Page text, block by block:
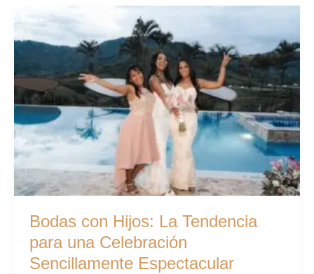
Bodas con Hijos: La Tendencia
para una Celebración
Sencillamente Espectacular
Bodas
Hijos:
Tendencia
para
una
Celebración
Sencillamente